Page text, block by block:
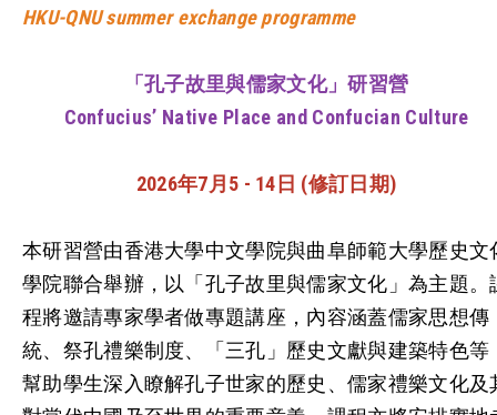
HKU-QNU summer exchange programme
「孔子故里與儒家文化」研習營
Confucius’ Native Place and Confucian Culture
2026年7月5 - 14日 (修訂日期)
本研習營由香港大學中文學院與曲阜師範大學歷史文
學院聯合舉辦，以「孔子故里與儒家文化」為主題。
程將邀請專家學者做專題講座，內容涵蓋儒家思想傳
統、祭孔禮樂制度、「三孔」歷史文獻與建築特色等
幫助學生深入瞭解孔子世家的歷史、儒家禮樂文化及